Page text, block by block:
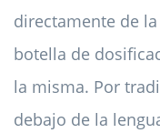
directamente de
botella de
la misma. Por
debajo de la